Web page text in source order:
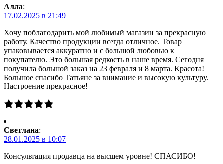
Алла:
17.02.2025 в 21:49
Хочу поблагодарить мой любимый магазин за прекрасную
работу. Качество продукции всегда отличное. Товар
упаковывается аккуратно и с большой любовью к
покупателю. Это большая редкость в наше время. Сегодня
получила большой заказ на 23 февраля и 8 марта. Красота!
Большое спасибо Татьяне за внимание и высокую культуру.
Настроение прекрасное!
Светлана:
28.01.2025 в 10:07
Консультация продавца на высшем уровне! СПАСИБО!